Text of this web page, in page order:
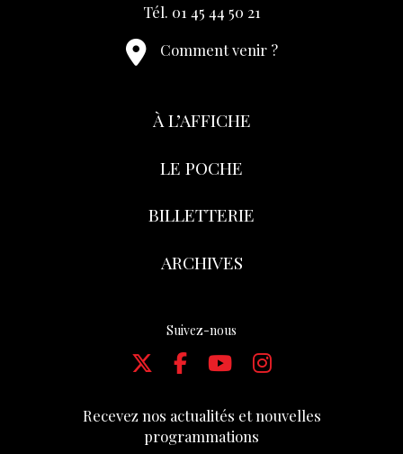
Tél. 01 45 44 50 21
Comment venir ?
À L’AFFICHE
LE POCHE
BILLETTERIE
ARCHIVES
Suivez-nous
Recevez nos actualités et nouvelles
programmations